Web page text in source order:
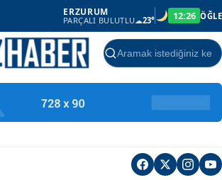
ERZURUM
PARÇALI BULUTLU☁23° 12:26 ÖĞLE
Ara